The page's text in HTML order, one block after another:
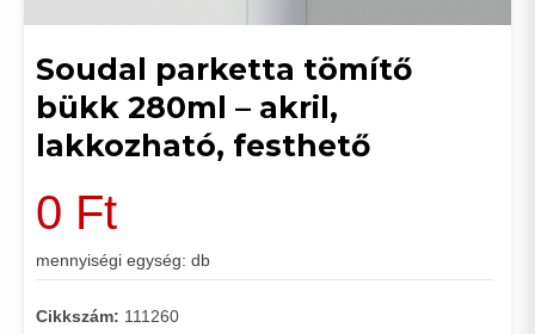
Soudal parketta tömítő
bükk 280ml – akril,
lakkozható, festhető
0 Ft
mennyiségi egység: db
Cikkszám: 111260